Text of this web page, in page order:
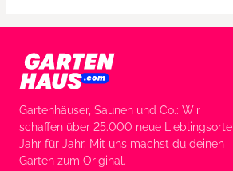
Gartenhäuser, Saunen und Co.: Wir
schaffen über 25.000 neue Lieblingsorte
Jahr für Jahr. Mit uns machst du deinen
Garten zum Original.